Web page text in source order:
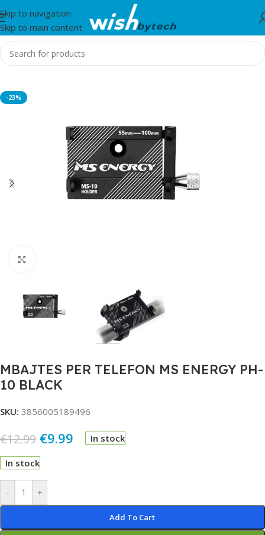
Skip to navigation
Skip to main content
Home/MS
-23%
MBAJTES PER TELEFON MS ENERGY PH-
10 BLACK
SKU: 3856005189496
€12.99 €9.99 In stock
In stock
- +
Add To Cart
Alternative: